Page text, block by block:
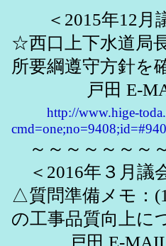
＜2015年12月
☆西口上下水道局
所要綱遵守方針を
戸田 E-
http://www.hige-
～～～～～～～
＜2016年３月議
△質問準備メモ：
の工事品質向上に